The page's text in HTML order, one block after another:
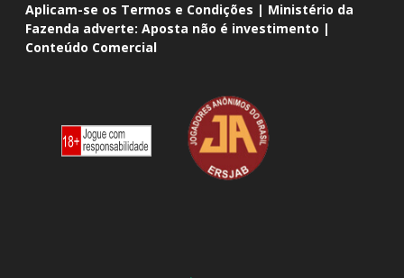
Aplicam-se os Termos e Condições | Ministério da
Fazenda adverte: Aposta não é investimento |
Conteúdo Comercial